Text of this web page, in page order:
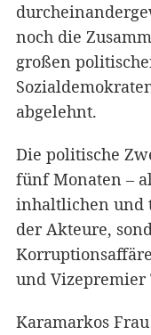
noch die
großen
abgelehnt.
Die politische
fünf Monaten –
inhaltlichen und
der Akteure,
und Vizepremier
Karamarkos